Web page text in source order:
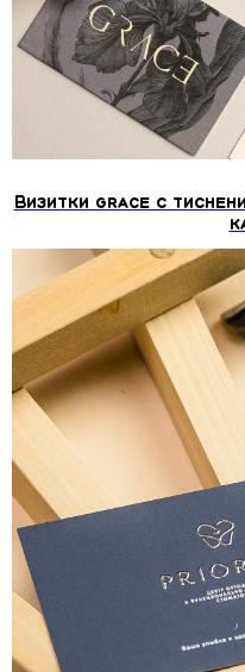
Визитки grace с